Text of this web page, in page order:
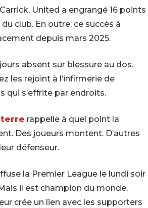
United a engrangé 16 points
club. En outre, ce succès à
depuis mars 2025.
absent sur blessure au dos.
les rejoint à l’infirmerie de
qui s’effrite par endroits.
rappelle à quel point la
Des joueurs montent. D’autres
défenseur.
la Premier League le lundi soir
il est champion du monde,
crée un lien avec les supporters